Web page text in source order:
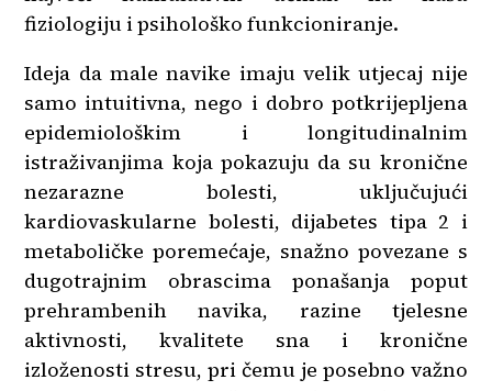
fiziologiju i psihološko funkcioniranje.
Ideja da male navike imaju velik utjecaj nije
samo intuitivna, nego i dobro potkrijepljena
epidemiološkim i longitudinalnim
istraživanjima koja pokazuju da su kronične
nezarazne bolesti, uključujući
kardiovaskularne bolesti, dijabetes tipa 2 i
metaboličke poremećaje, snažno povezane s
dugotrajnim obrascima ponašanja poput
prehrambenih navika, razine tjelesne
aktivnosti, kvalitete sna i kronične
izloženosti stresu, pri čemu je posebno važno